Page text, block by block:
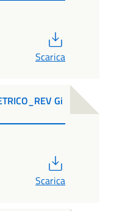
Scarica
Gi
Scarica